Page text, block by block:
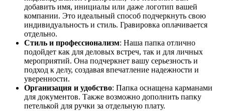
добавить имя, инициалы или даже логотип вашей
компании. Это идеальный способ подчеркнуть свою
индивидуальность и стиль. Гравировка оплачивается
отдельно.
Стиль и профессионализм: Наша папка отлично
подойдет как для деловых встреч, так и для личных
мероприятий. Она подчеркнет вашу серьезность и
подход к делу, создавая впечатление надежности и
уверенности.
Организация и удобство: Папка оснащена карманами
для документов. Также возможно дополнить папку
петелькой для ручки за отдельную плату.